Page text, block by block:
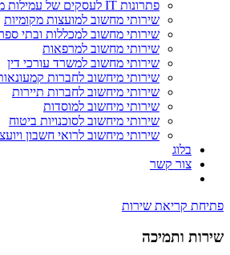
פתרונות IT לעסקים של עמילות מכס
שירותי מחשוב למועצות מקומיות
שירותי מחשוב למכללות ובתי
שירותי מחשוב למרפאות
שירותי מחשוב למשרד עורכי דין
שירותי מיחשוב לחברות
שירותי מיחשוב לחברות תיירות
שירותי מיחשוב למוסדות
שירותי מיחשוב לסוכנויות ביטוח
שירותי מיחשוב לרואי חשבון
בלוג
צור קשר
פתיחת קריאת שירות
שירות ותמיכה